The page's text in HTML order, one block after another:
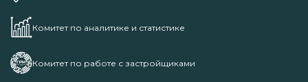
Комитет по аналитике и статистике
Комитет по работе с застройщиками